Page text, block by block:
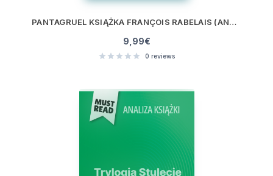
PANTAGRUEL KSIĄŻKA FRANÇOIS RABELAIS (ANALIZA KSIĄŻKI)
9,99€
0 reviews